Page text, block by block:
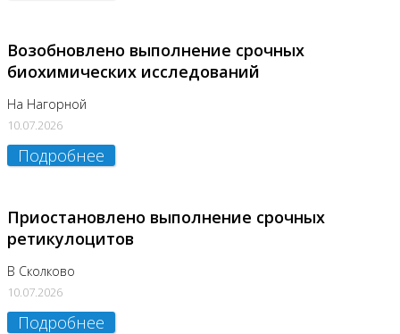
Возобновлено выполнение срочных
биохимических исследований
На Нагорной
10.07.2026
Подробнее
Приостановлено выполнение срочных
ретикулоцитов
В Сколково
10.07.2026
Подробнее